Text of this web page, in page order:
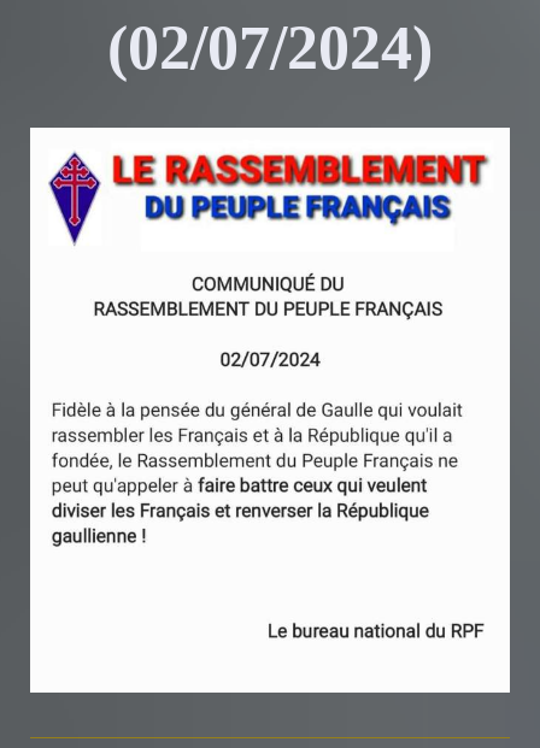
(02/07/2024)